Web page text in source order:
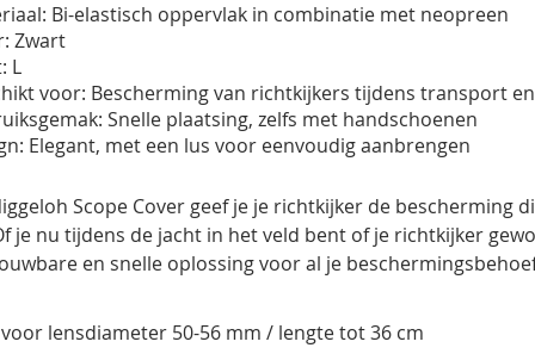
Bi-elastisch oppervlak in combinatie met neopreen
Zwart
L
voor: Bescherming van richtkijkers tijdens transport
Snelle plaatsing, zelfs met handschoenen
Elegant, met een lus voor eenvoudig aanbrengen
Scope Cover geef je je richtkijker de bescherming
je nu tijdens de jacht in het veld bent of je richtkijker
en snelle oplossing voor al je
voor lensdiameter 50-56 mm / lengte tot 36 cm